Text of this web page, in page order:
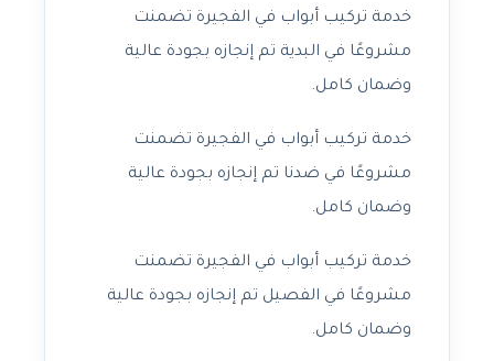
خدمة تركيب أبواب في الفجيرة تضمنت
مشروعًا في البدية تم إنجازه بجودة عالية
وضمان كامل.
خدمة تركيب أبواب في الفجيرة تضمنت
مشروعًا في ضدنا تم إنجازه بجودة عالية
وضمان كامل.
خدمة تركيب أبواب في الفجيرة تضمنت
مشروعًا في الفصيل تم إنجازه بجودة عالية
وضمان كامل.